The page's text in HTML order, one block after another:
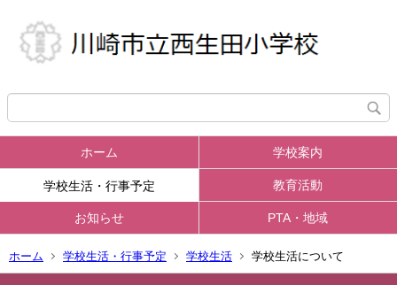
ホーム 学校案内
学校生活・行事予定 教育活動
お知らせ PTA・地域
ホーム 学校生活・行事予定 学校生活 学校生活について